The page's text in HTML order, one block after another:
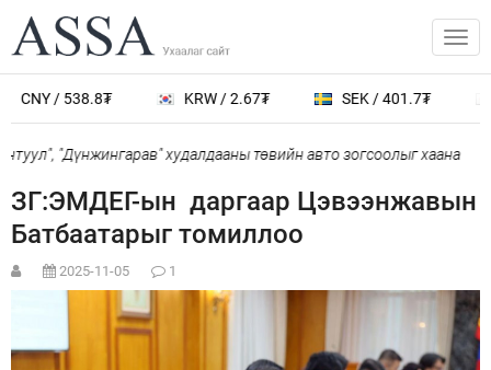
CNY / 538.8₮ KRW / 2.67₮ SEK / 401.7₮
"Дүнжингарав" худалдааны төвийн авто зогсоолыг хаана
ЗГ:ЭМДЕГ-ын даргаар Цэвээнжавын
Батбаатарыг томиллоо
2025-11-05 1